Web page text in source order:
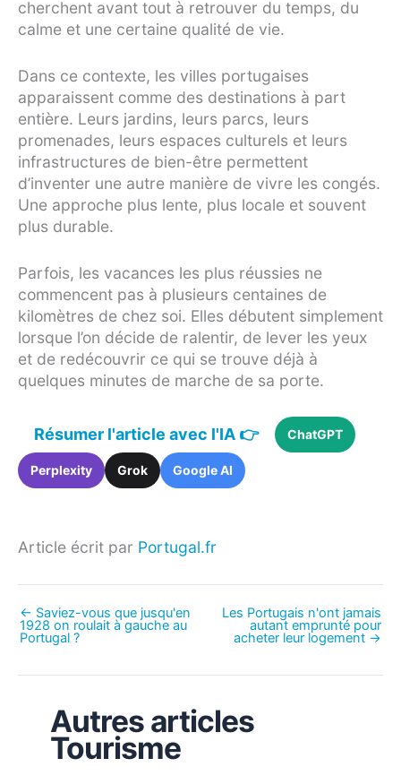
cherchent avant tout à retrouver du temps, du
calme et une certaine qualité de vie.
Dans ce contexte, les villes portugaises
apparaissent comme des destinations à part
entière. Leurs jardins, leurs parcs, leurs
promenades, leurs espaces culturels et leurs
infrastructures de bien-être permettent
d’inventer une autre manière de vivre les congés.
Une approche plus lente, plus locale et souvent
plus durable.
Parfois, les vacances les plus réussies ne
commencent pas à plusieurs centaines de
kilomètres de chez soi. Elles débutent simplement
lorsque l’on décide de ralentir, de lever les yeux
et de redécouvrir ce qui se trouve déjà à
quelques minutes de marche de sa porte.
Résumer l'article avec l'IA 👉 ChatGPT
Perplexity Grok Google AI
Article écrit par Portugal.fr
← Saviez-vous que jusqu'en
1928 on roulait à gauche au
Portugal ?
Les Portugais n'ont jamais
autant emprunté pour
acheter leur logement →
Autres articles
Tourisme